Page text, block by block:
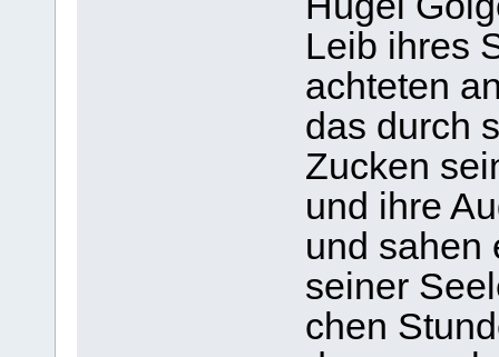
Leib ihres
ach­te­ten
das durch
Zucken
und ihre
und sahen
sei­ner
chen